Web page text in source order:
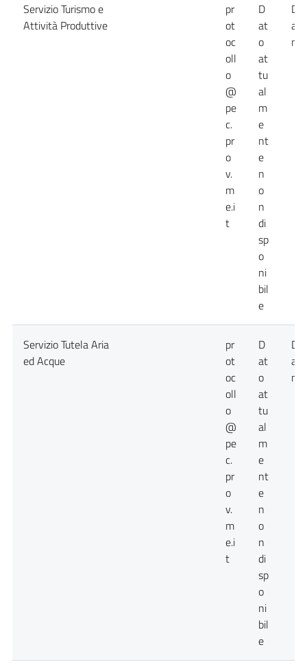
Servizio Turismo e
Attività Produttive
pr
ot
oc
oll
o
@
pe
c.
pr
o
v.
m
e.i
t
D
at
o
at
tu
al
m
e
nt
e
n
o
n
di
sp
o
ni
bil
e
Servizio Tutela Aria
ed Acque
pr
ot
oc
oll
o
@
pe
c.
pr
o
v.
m
e.i
t
D
at
o
at
tu
al
m
e
nt
e
n
o
n
di
sp
o
ni
bil
e